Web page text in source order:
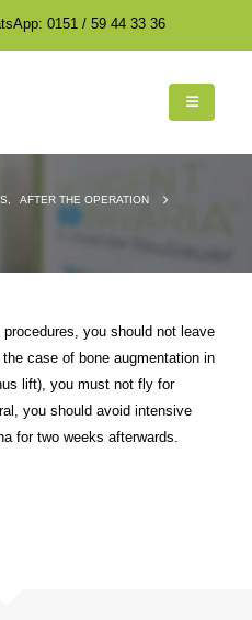
0151 / 59 44 33 36
AFTER THE OPERATION
you should not leave
case of bone augmentation in
lift), you must not fly for
you should avoid intensive
for two weeks afterwards.